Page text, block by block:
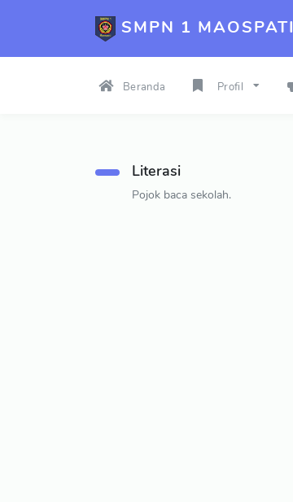
SMPN 1 MAOSPATI
Beranda Profil
Literasi
Pojok baca sekolah.